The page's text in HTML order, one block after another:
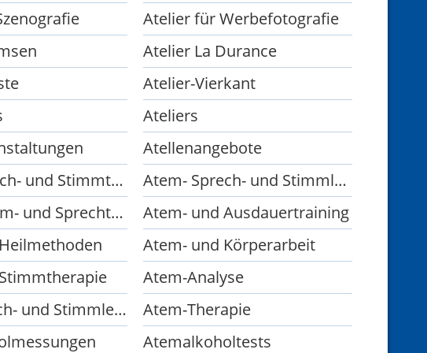
Atelier für Werbefotografie
Atelier La Durance
Atelier-Vierkant
Ateliers
Atellenangebote
Atem- Sprach- und Stimmtherapie
Atem- Sprech- und Stimmlehrer
Atem- Stimm- und Sprechtherapie
Atem- und Ausdauertraining
Atem- und Körperarbeit
Atem-Analyse
Atem-Sprech- und Stimmlehrerin Craniosacraltherapie
Atem-Therapie
Atemalkoholtests